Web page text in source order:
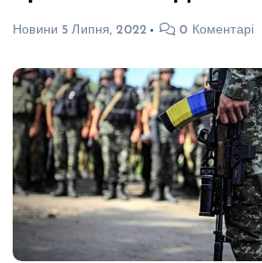
Новини 5 Липня, 2022 0 Коментарі